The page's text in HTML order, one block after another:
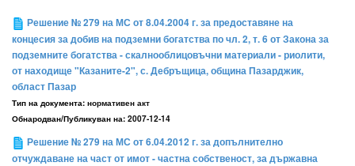
Решение № 279 на МС от 8.04.2004 г. за предоставяне на
концесия за добив на подземни богатства по чл. 2, т. 6 от Закона за
подземните богатства - скалнооблицовъчни материали - риолити,
от находище "Казаните-2", с. Дебръщица, община Пазарджик,
област Пазар
Тип на документа: нормативен акт
Обнародван/Публикуван на: 2007-12-14
Решение № 279 на МС от 6.04.2012 г. за допълнително
отчуждаване на част от имот - частна собственост, за държавна